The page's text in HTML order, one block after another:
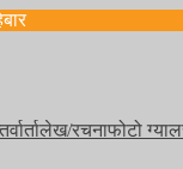
लेख/रचनाफोटो